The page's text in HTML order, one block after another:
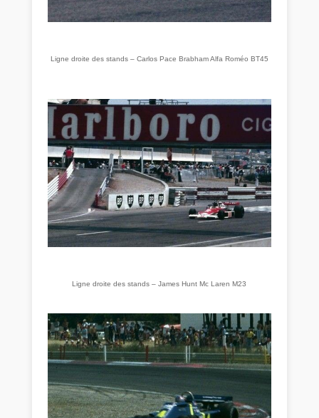
Ligne droite des stands – Carlos Pace Brabham Alfa Roméo BT45
Ligne droite des stands – James Hunt Mc Laren M23